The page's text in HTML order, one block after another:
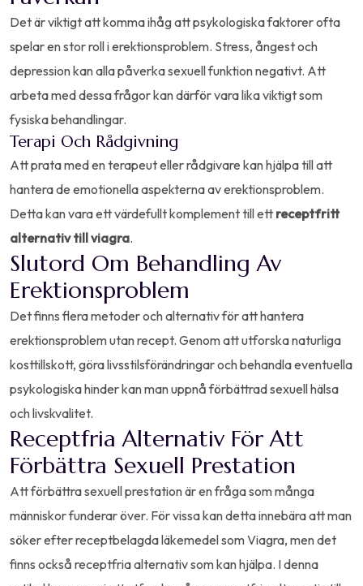
Det är viktigt att komma ihåg att psykologiska faktorer ofta
spelar en stor roll i erektionsproblem. Stress, ångest och
depression kan alla påverka sexuell funktion negativt. Att
arbeta med dessa frågor kan därför vara lika viktigt som
fysiska behandlingar.
Terapi Och Rådgivning
Att prata med en terapeut eller rådgivare kan hjälpa till att
hantera de emotionella aspekterna av erektionsproblem.
Detta kan vara ett värdefullt komplement till ett receptfritt
alternativ till viagra.
Slutord Om Behandling Av
Erektionsproblem
Det finns flera metoder och alternativ för att hantera
erektionsproblem utan recept. Genom att utforska naturliga
kosttillskott, göra livsstilsförändringar och behandla eventuella
psykologiska hinder kan man uppnå förbättrad sexuell hälsa
och livskvalitet.
Receptfria Alternativ För Att
Förbättra Sexuell Prestation
Att förbättra sexuell prestation är en fråga som många
människor funderar över. För vissa kan detta innebära att man
söker efter receptbelagda läkemedel som Viagra, men det
finns också receptfria alternativ som kan hjälpa. I denna